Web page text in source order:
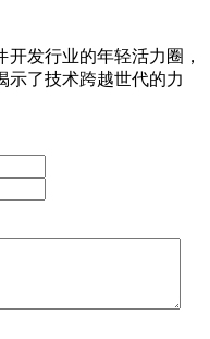
发行业的年轻活力圈，
示了技术跨越世代的力